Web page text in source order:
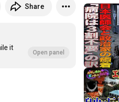
Share
it
Open panel